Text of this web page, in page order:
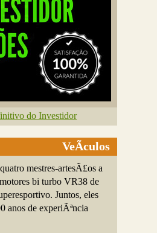
do Investidor
VeÃ­culos
mestres-artesÃ£os a
bi turbo VR38 de
Juntos, eles
anos de experiÃªncia